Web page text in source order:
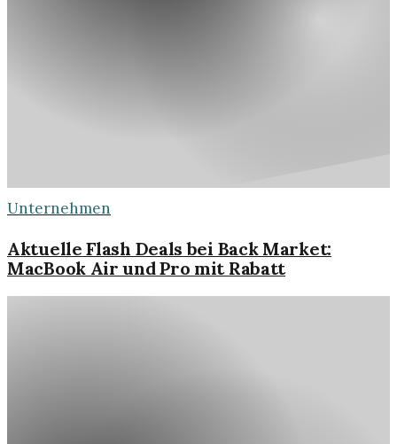
Unternehmen
Aktuelle Flash Deals bei Back Market:
MacBook Air und Pro mit Rabatt